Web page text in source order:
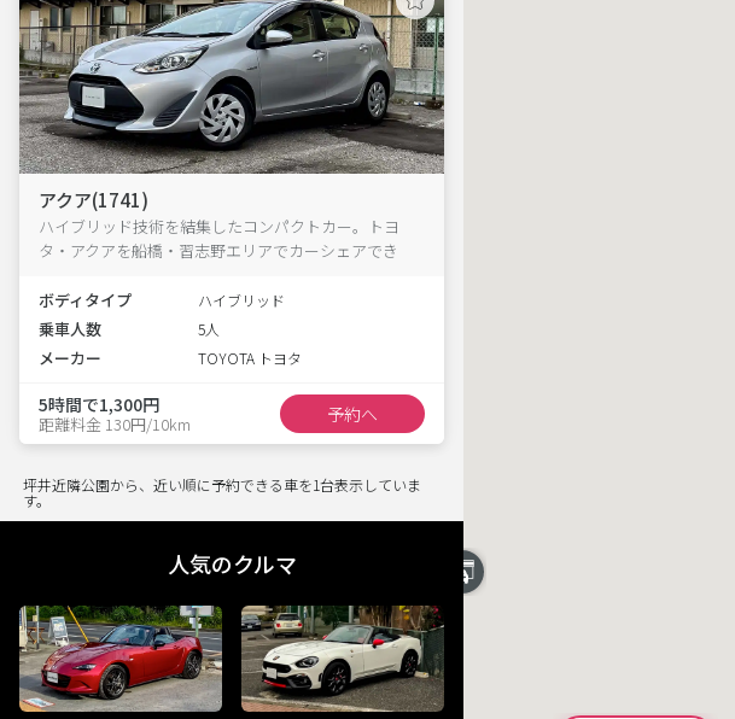
アクア(1741)
ハイブリッド技術を結集したコンパクトカー。トヨ
タ・アクアを船橋・習志野エリアでカーシェアでき
ボディタイプ
ハイブリッド
乗車人数 5人
メーカー TOYOTA トヨタ
5時間で1,300円
距離料金 130円/10km 予約へ
坪井近隣公園から、近い順に予約できる車を1台表示していま
す。
人気のクルマ